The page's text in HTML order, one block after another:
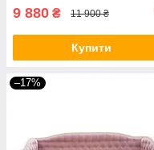
9 880 ₴ 11 900 ₴
Купити
–17%